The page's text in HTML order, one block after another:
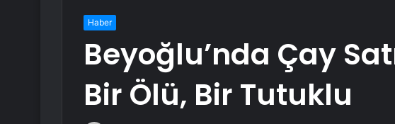
Haber
Beyoğlu’nda Çay
Bir Ölü, Bir Tutuklu